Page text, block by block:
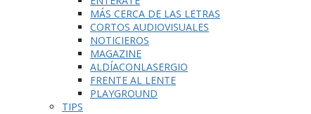
MÁS CERCA DE LAS LETRAS
CORTOS AUDIOVISUALES
NOTICIEROS
MAGAZINE
ALDÍACONLASERGIO
FRENTE AL LENTE
PLAYGROUND
TIPS